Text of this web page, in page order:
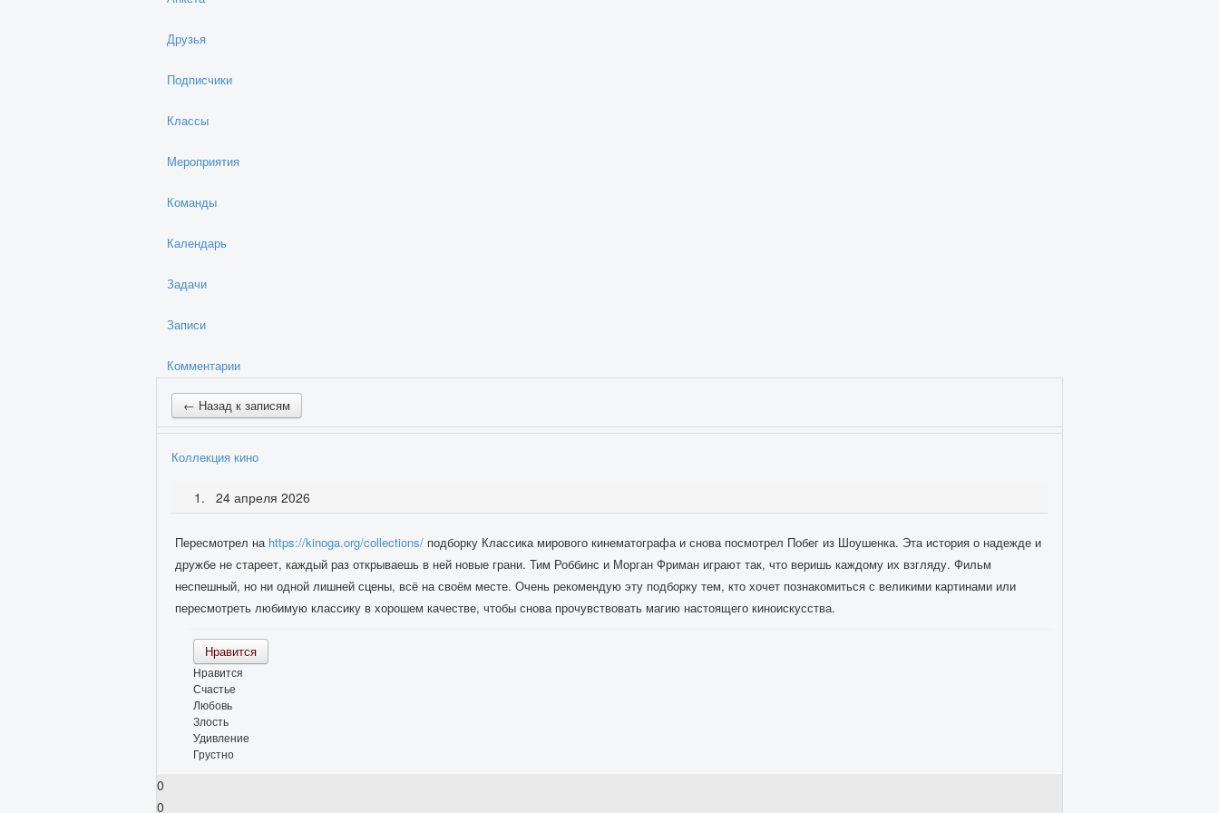
Друзья
Подписчики
Классы
Мероприятия
Команды
Календарь
Задачи
Записи
Комментарии
← Назад к записям
Коллекция кино
24 апреля 2026
Пересмотрел на https://kinoga.org/collections/ подборку Классика мирового кинематографа и снова посмотрел Побег из Шоушенка. Эта история о надежде и
дружбе не стареет, каждый раз открываешь в ней новые грани. Тим Роббинс и Морган Фриман играют так, что веришь каждому их взгляду. Фильм
неспешный, но ни одной лишней сцены, всё на своём месте. Очень рекомендую эту подборку тем, кто хочет познакомиться с великими картинами или
пересмотреть любимую классику в хорошем качестве, чтобы снова прочувствовать магию настоящего киноискусства.
Нравится
Нравится
Счастье
Любовь
Злость
Удивление
Грустно
0
0